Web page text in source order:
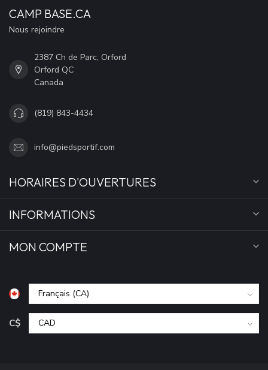
CAMP BASE.CA
Nous rejoindre
2387 Ch de Parc, Orford
Orford QC
Canada
(819) 843-4434
info@piedsportif.com
HORAIRES D'OUVERTURES
INFORMATIONS
MON COMPTE
C$